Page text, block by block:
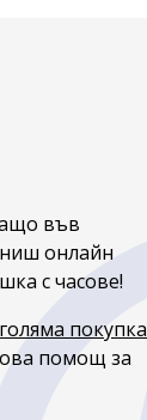
във
онлайн
с часове!
покупка
помощ за